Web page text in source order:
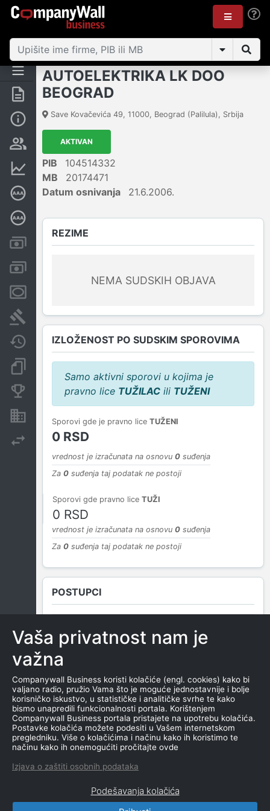
Rezime
Osnovni podaci
Vlasnička struktura
Finansijski podaci
Sertifikat bonitetne izvrsnosti
Dubinska bonitetna ocena
Sudski sporovi
Javne nabavke
Dokumenti i objave
Konkurentske kompanije
Izvoz
AUTOELEKTRIKA LK DOO
BEOGRAD
Save Kovačevića 49, 11000, Beograd (Palilula), Srbija
AKTIVAN
PIB
104514332
MB
20174471
Datum osnivanja
21.6.2006.
REZIME
NEMA SUDSKIH OBJAVA
IZLOŽENOST PO SUDSKIM SPOROVIMA
Samo aktivni sporovi u kojima je
pravno lice TUŽILAC ili TUŽENI
Sporovi gde je pravno lice TUŽENI
0 RSD
vrednost je izračunata na osnovu 0 suđenja
Za 0 suđenja taj podatak ne postoji
Sporovi gde pravno lice TUŽI
0 RSD
vrednost je izračunata na osnovu 0 suđenja
Za 0 suđenja taj podatak ne postoji
POSTUPCI
NEMA SUDSKIH OBJAVA
ROČIŠTA
NEMA SUDSKIH OBJAVA
Vaša privatnost nam je
važna
Companywall Business koristi kolačiće (engl. cookies) kako bi
valjano radio, pružio Vama što je moguće jednostavnije i bolje
korisničko iskustvo, u statističke i analitičke svrhe te kako
bismo unapredili funkcionalnosti portala. Korištenjem
Companywall Business portala pristajete na upotrebu kolačića.
Postavke kolačića možete podesiti u Vašem internetskom
pregledniku. Više o kolačićima i načinu kako ih koristimo te
načinu kako ih onemogućiti pročitajte ovde
Izjava o zaštiti osobnih podataka
Podešavanja kolačića